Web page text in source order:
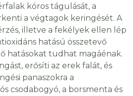
kóros tágulását, a
a végtagok keringését. A
illetve a fekélyek ellen lép
hatású összetevő
hatásokat tudhat magáénak.
erősíti az erek falát, és
panaszokra a
csodabogyó, a borsmenta és